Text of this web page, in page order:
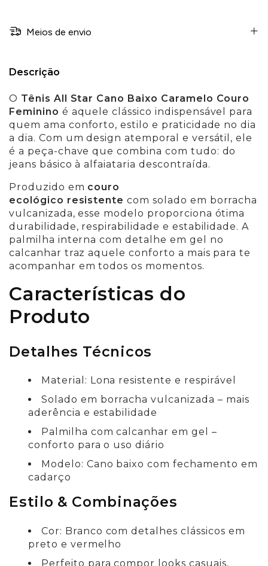
Meios de envio
Descrição
O Tênis All Star Cano Baixo Caramelo Couro
Feminino é aquele clássico indispensável para
quem ama conforto, estilo e praticidade no dia
a dia. Com um design atemporal e versátil, ele
é a peça-chave que combina com tudo: do
jeans básico à alfaiataria descontraída.
Produzido em couro
ecológico resistente com solado em borracha
vulcanizada, esse modelo proporciona ótima
durabilidade, respirabilidade e estabilidade. A
palmilha interna com detalhe em gel no
calcanhar traz aquele conforto a mais para te
acompanhar em todos os momentos.
Características do
Produto
Detalhes Técnicos
Material: Lona resistente e respirável
Solado em borracha vulcanizada – mais
aderência e estabilidade
Palmilha com calcanhar em gel –
conforto para o uso diário
Modelo: Cano baixo com fechamento em
cadarço
Estilo & Combinações
Cor: Branco com detalhes clássicos em
preto e vermelho
Perfeito para compor looks casuais,